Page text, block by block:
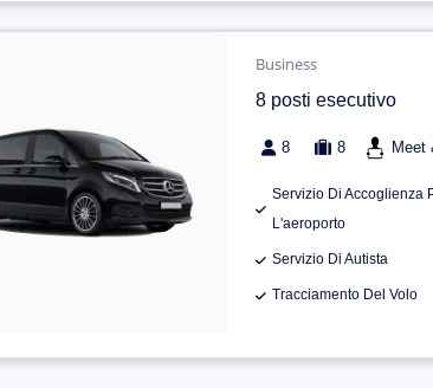
Business
8 posti esecutivo
8 8 Meet
Servizio Di Accoglienza
L'aeroporto
Servizio Di Autista
Tracciamento Del Volo